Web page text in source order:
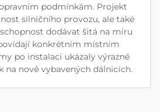
podmínkám. Projekt
silničního provozu, ale také
dodávat šitá na míru
konkrétním místním
po instalaci ukázaly výrazné
na nově vybavených dálnicích.